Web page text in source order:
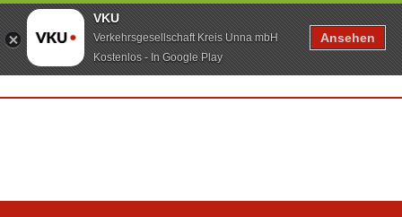
VKU
Verkehrsgesellschaft Kreis Unna mbH
Kostenlos - In Google Play
Ansehen